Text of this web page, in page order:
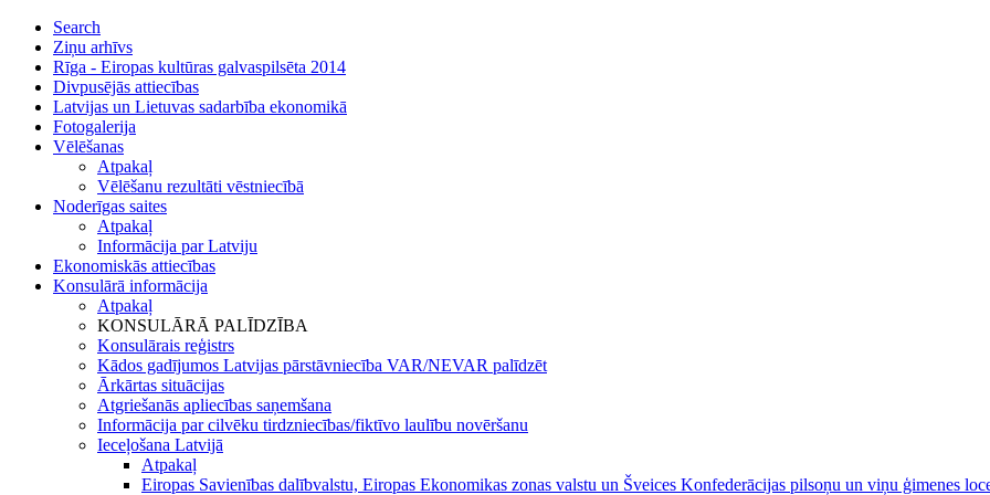
Search
Ziņu arhīvs
Rīga - Eiropas kultūras galvaspilsēta 2014
Divpusējās attiecības
Latvijas un Lietuvas sadarbība ekonomikā
Fotogalerija
Vēlēšanas
Atpakaļ
Vēlēšanu rezultāti vēstniecībā
Noderīgas saites
Atpakaļ
Informācija par Latviju
Ekonomiskās attiecības
Konsulārā informācija
Atpakaļ
KONSULĀRĀ PALĪDZĪBA
Konsulārais reģistrs
Kādos gadījumos Latvijas pārstāvniecība VAR/NEVAR palīdzēt
Ārkārtas situācijas
Atgriešanās apliecības saņemšana
Informācija par cilvēku tirdzniecības/fiktīvo laulību novēršanu
Ieceļošana Latvijā
Atpakaļ
Eiropas Savienības dalībvalstu, Eiropas Ekonomikas zonas valstu un Šveices Konfederācijas pilsoņu un viņu ģimenes